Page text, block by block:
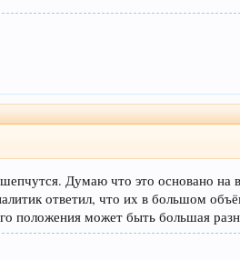
Думаю что это основано на
ответил, что их в большом
положения может быть большая